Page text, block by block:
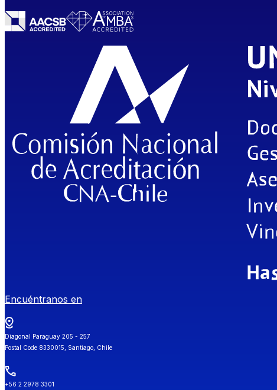
Encuéntranos en
Diagonal Paraguay 205 - 257
Postal Code 8330015, Santiago, Chile
+56 2 2978 3301